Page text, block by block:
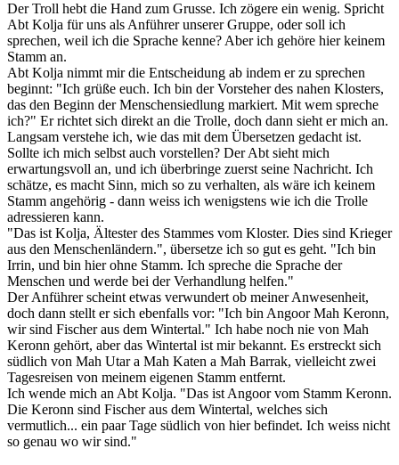
Der Troll hebt die Hand zum Grusse. Ich zögere ein wenig. Spricht
Abt Kolja für uns als Anführer unserer Gruppe, oder soll ich
sprechen, weil ich die Sprache kenne? Aber ich gehöre hier keinem
Stamm an.
Abt Kolja nimmt mir die Entscheidung ab indem er zu sprechen
beginnt: "Ich grüße euch. Ich bin der Vorsteher des nahen Klosters,
das den Beginn der Menschensiedlung markiert. Mit wem spreche
ich?" Er richtet sich direkt an die Trolle, doch dann sieht er mich an.
Langsam verstehe ich, wie das mit dem Übersetzen gedacht ist.
Sollte ich mich selbst auch vorstellen? Der Abt sieht mich
erwartungsvoll an, und ich überbringe zuerst seine Nachricht. Ich
schätze, es macht Sinn, mich so zu verhalten, als wäre ich keinem
Stamm angehörig - dann weiss ich wenigstens wie ich die Trolle
adressieren kann.
"Das ist Kolja, Ältester des Stammes vom Kloster. Dies sind Krieger
aus den Menschenländern.", übersetze ich so gut es geht. "Ich bin
Irrin, und bin hier ohne Stamm. Ich spreche die Sprache der
Menschen und werde bei der Verhandlung helfen."
Der Anführer scheint etwas verwundert ob meiner Anwesenheit,
doch dann stellt er sich ebenfalls vor: "Ich bin Angoor Mah Keronn,
wir sind Fischer aus dem Wintertal." Ich habe noch nie von Mah
Keronn gehört, aber das Wintertal ist mir bekannt. Es erstreckt sich
südlich von Mah Utar a Mah Katen a Mah Barrak, vielleicht zwei
Tagesreisen von meinem eigenen Stamm entfernt.
Ich wende mich an Abt Kolja. "Das ist Angoor vom Stamm Keronn.
Die Keronn sind Fischer aus dem Wintertal, welches sich
vermutlich... ein paar Tage südlich von hier befindet. Ich weiss nicht
so genau wo wir sind."